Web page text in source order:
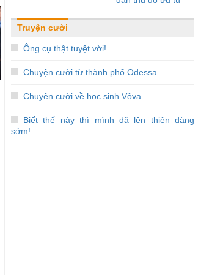
Truyện cười
Ông cụ thật tuyệt vời!
Chuyện cười từ thành phố Odessa
Chuyện cười về học sinh Vôva
Biết thế này thì mình đã lên thiên đàng
sớm!